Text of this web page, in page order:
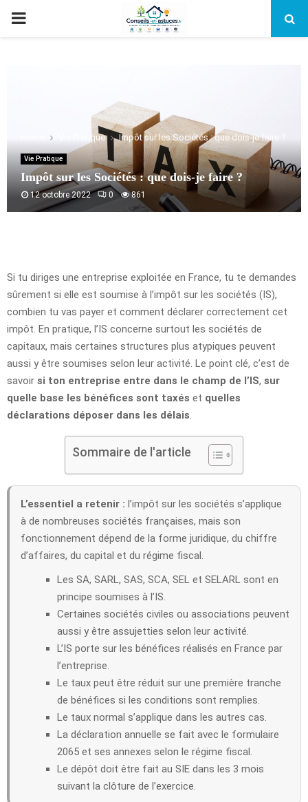
PRIMARY
Vie Pratique Impôt sur les Sociétés : que dois-je faire ?
Vie Pratique
Impôt sur les Sociétés : que dois-je faire ?
12 octobre 2022 0 861
Si tu diriges une entreprise exploitée en France, tu te demandes
sûrement si elle est soumise à l’impôt sur les sociétés (IS),
combien tu vas payer et comment déclarer correctement cet
impôt. En pratique, l’IS concerne surtout les sociétés de
capitaux, mais certaines structures plus atypiques peuvent
aussi y être soumises selon leur activité. Le point clé, c’est de
savoir si ton entreprise entre dans le champ de l’IS, sur
quelle base les bénéfices sont taxés et quelles
déclarations déposer dans les délais
Sommaire de l'article
L’essentiel a retenir : l’impôt sur les sociétés s’applique
à de nombreuses sociétés françaises, mais son
fonctionnement dépend de la forme juridique, du chiffre
d’affaires, du capital et du régime fiscal.
Les SA, SARL, SAS, SCA, SEL et SELARL sont en
principe soumises à l’IS.
Certaines sociétés civiles ou associations peuvent
aussi y être assujetties selon leur activité.
L’IS porte sur les bénéfices réalisés en France par
l’entreprise.
Le taux peut être réduit sur une première tranche
de bénéfices si les conditions sont remplies.
Le taux normal s’applique dans les autres cas.
La déclaration annuelle se fait avec le formulaire
2065 et ses annexes selon le régime fiscal.
Le dépôt doit être fait au SIE dans les 3 mois
suivant la clôture de l’exercice.